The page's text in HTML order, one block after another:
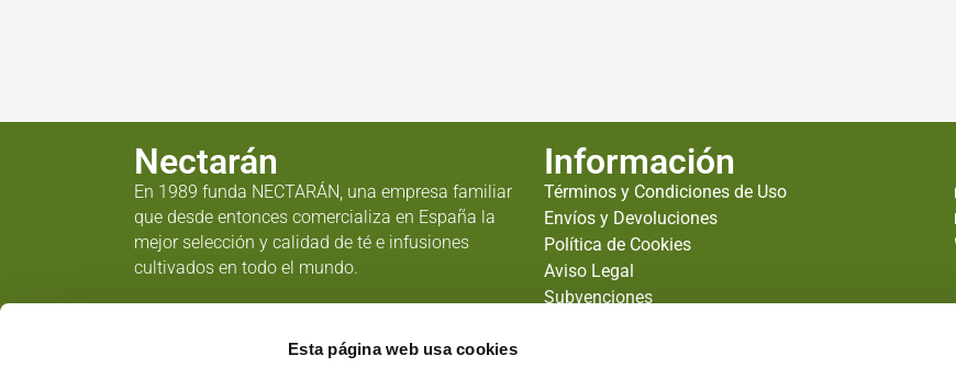
Esta página web usa cookies
Nectarán
En 1989 funda NECTARÁN, una empresa familiar
que desde entonces comercializa en España la
mejor selección y calidad de té e infusiones
cultivados en todo el mundo.
Información
Términos y Condiciones de Uso
Envíos y Devoluciones
Política de Cookies
Aviso Legal
Subvenciones